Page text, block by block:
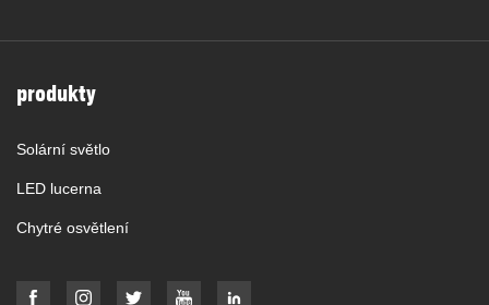
produkty
Solární světlo
LED lucerna
Chytré osvětlení